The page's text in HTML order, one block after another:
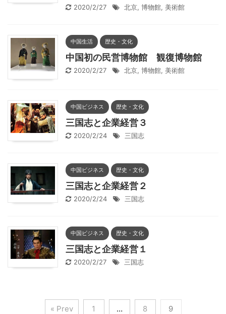
2020/2/27 北京, 博物館, 美術館
中国生活 歴史・文化
中国初の民営博物館 観復博物館
2020/2/27 北京, 博物館, 美術館
中国ビジネス 歴史・文化
三国志と企業経営３
2020/2/24 三国志
中国ビジネス 歴史・文化
三国志と企業経営２
2020/2/24 三国志
中国ビジネス 歴史・文化
三国志と企業経営１
2020/2/27 三国志
« Prev 1 … 8 9